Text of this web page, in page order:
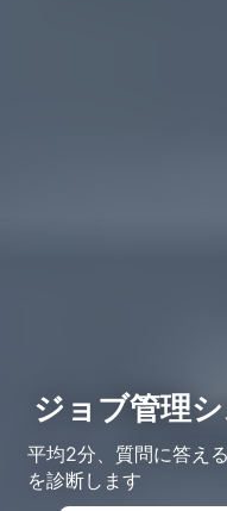
ジョブ管理
平均2分、質問に答え
を診断します